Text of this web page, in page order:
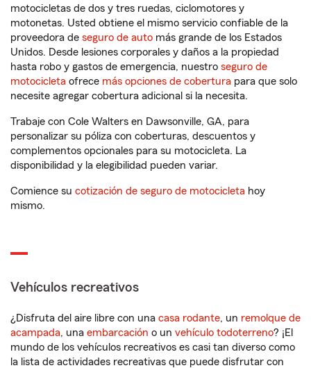
motocicletas de dos y tres ruedas, ciclomotores y
motonetas. Usted obtiene el mismo servicio confiable de la
proveedora de seguro de auto más grande de los Estados
Unidos. Desde lesiones corporales y daños a la propiedad
hasta robo y gastos de emergencia, nuestro seguro de
motocicleta ofrece más opciones de cobertura para que solo
necesite agregar cobertura adicional si la necesita.
Trabaje con Cole Walters en Dawsonville, GA, para
personalizar su póliza con coberturas, descuentos y
complementos opcionales para su motocicleta. La
disponibilidad y la elegibilidad pueden variar.
Comience su cotización de seguro de motocicleta hoy
mismo.
Vehículos recreativos
¿Disfruta del aire libre con una casa rodante, un remolque de
acampada, una embarcación o un vehículo todoterreno? ¡El
mundo de los vehículos recreativos es casi tan diverso como
la lista de actividades recreativas que puede disfrutar con